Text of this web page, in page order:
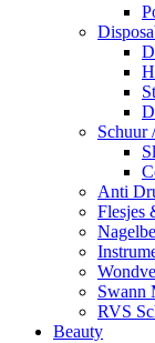
Schuur
Anti
Flesjes
Swann
RVS
Beauty